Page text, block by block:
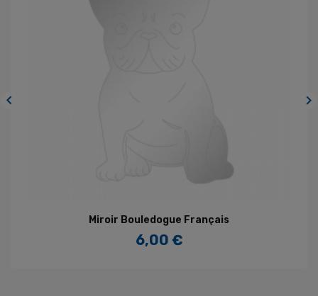

Miroir Bouledogue Français
Prix
6,00 €
